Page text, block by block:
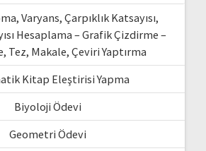
Varyans, Çarpıklık Katsayısı,
Hesaplama – Grafik Çizdirme –
Tez, Makale, Çeviri Yaptırma
Kitap Eleştirisi Yapma
Biyoloji Ödevi
Geometri Ödevi